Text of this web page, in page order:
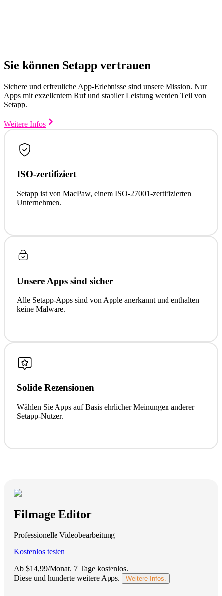
Sie können Setapp vertrauen
Sichere und erfreuliche App-Erlebnisse sind unsere Mission. Nur
Apps mit exzellentem Ruf und stabiler Leistung werden Teil von
Setapp.
Weitere Infos
ISO-zertifiziert
Setapp ist von MacPaw, einem ISO-27001-zertifizierten
Unternehmen.
Unsere Apps sind sicher
Alle Setapp-Apps sind von Apple anerkannt und enthalten
keine Malware.
Solide Rezensionen
Wählen Sie Apps auf Basis ehrlicher Meinungen anderer
Setapp-Nutzer.
Filmage Editor
Professionelle Videobearbeitung
Kostenlos testen
Ab $14,99/Monat. 7 Tage kostenlos.
Diese und hunderte weitere Apps.
Weitere Infos.